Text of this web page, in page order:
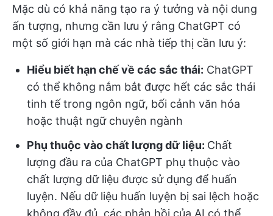
Mặc dù có khả năng tạo ra ý tưởng và nội dung
ấn tượng, nhưng cần lưu ý rằng ChatGPT có
một số giới hạn mà các nhà tiếp thị cần lưu ý:
Hiểu biết hạn chế về các sắc thái: ChatGPT
có thể không nắm bắt được hết các sắc thái
tinh tế trong ngôn ngữ, bối cảnh văn hóa
hoặc thuật ngữ chuyên ngành
Phụ thuộc vào chất lượng dữ liệu: Chất
lượng đầu ra của ChatGPT phụ thuộc vào
chất lượng dữ liệu được sử dụng để huấn
luyện. Nếu dữ liệu huấn luyện bị sai lệch hoặc
không đầy đủ, các phản hồi của AI có thể